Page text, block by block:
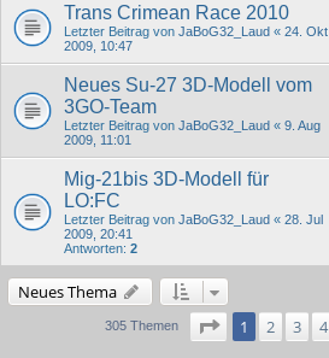
Trans Crimean Race 2010
Letzter Beitrag von JaBoG32_Laud « 24. Okt
2009, 10:47
Neues Su-27 3D-Modell vom
3GO-Team
Letzter Beitrag von JaBoG32_Laud « 9. Aug
2009, 11:01
Mig-21bis 3D-Modell für
LO:FC
Letzter Beitrag von JaBoG32_Laud « 28. Jul
2009, 20:41
Antworten: 2
Neues Thema
305 Themen Seite von
1 2 3 4